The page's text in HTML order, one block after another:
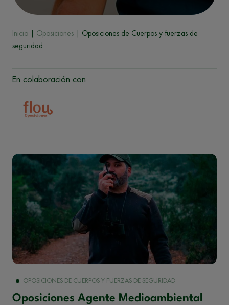
Inicio Oposiciones | Oposiciones de Cuerpos y fuerzas de
seguridad
En colaboración con
OPOSICIONES DE CUERPOS Y FUERZAS DE SEGURIDAD
Oposiciones Agente Medioambiental